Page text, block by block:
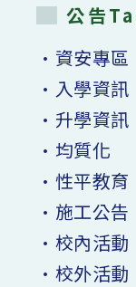
公告
•資安專區
•入學資訊
•升學資訊
•均質化
•性平教育
•施工公告
•校內活動
•校外活動